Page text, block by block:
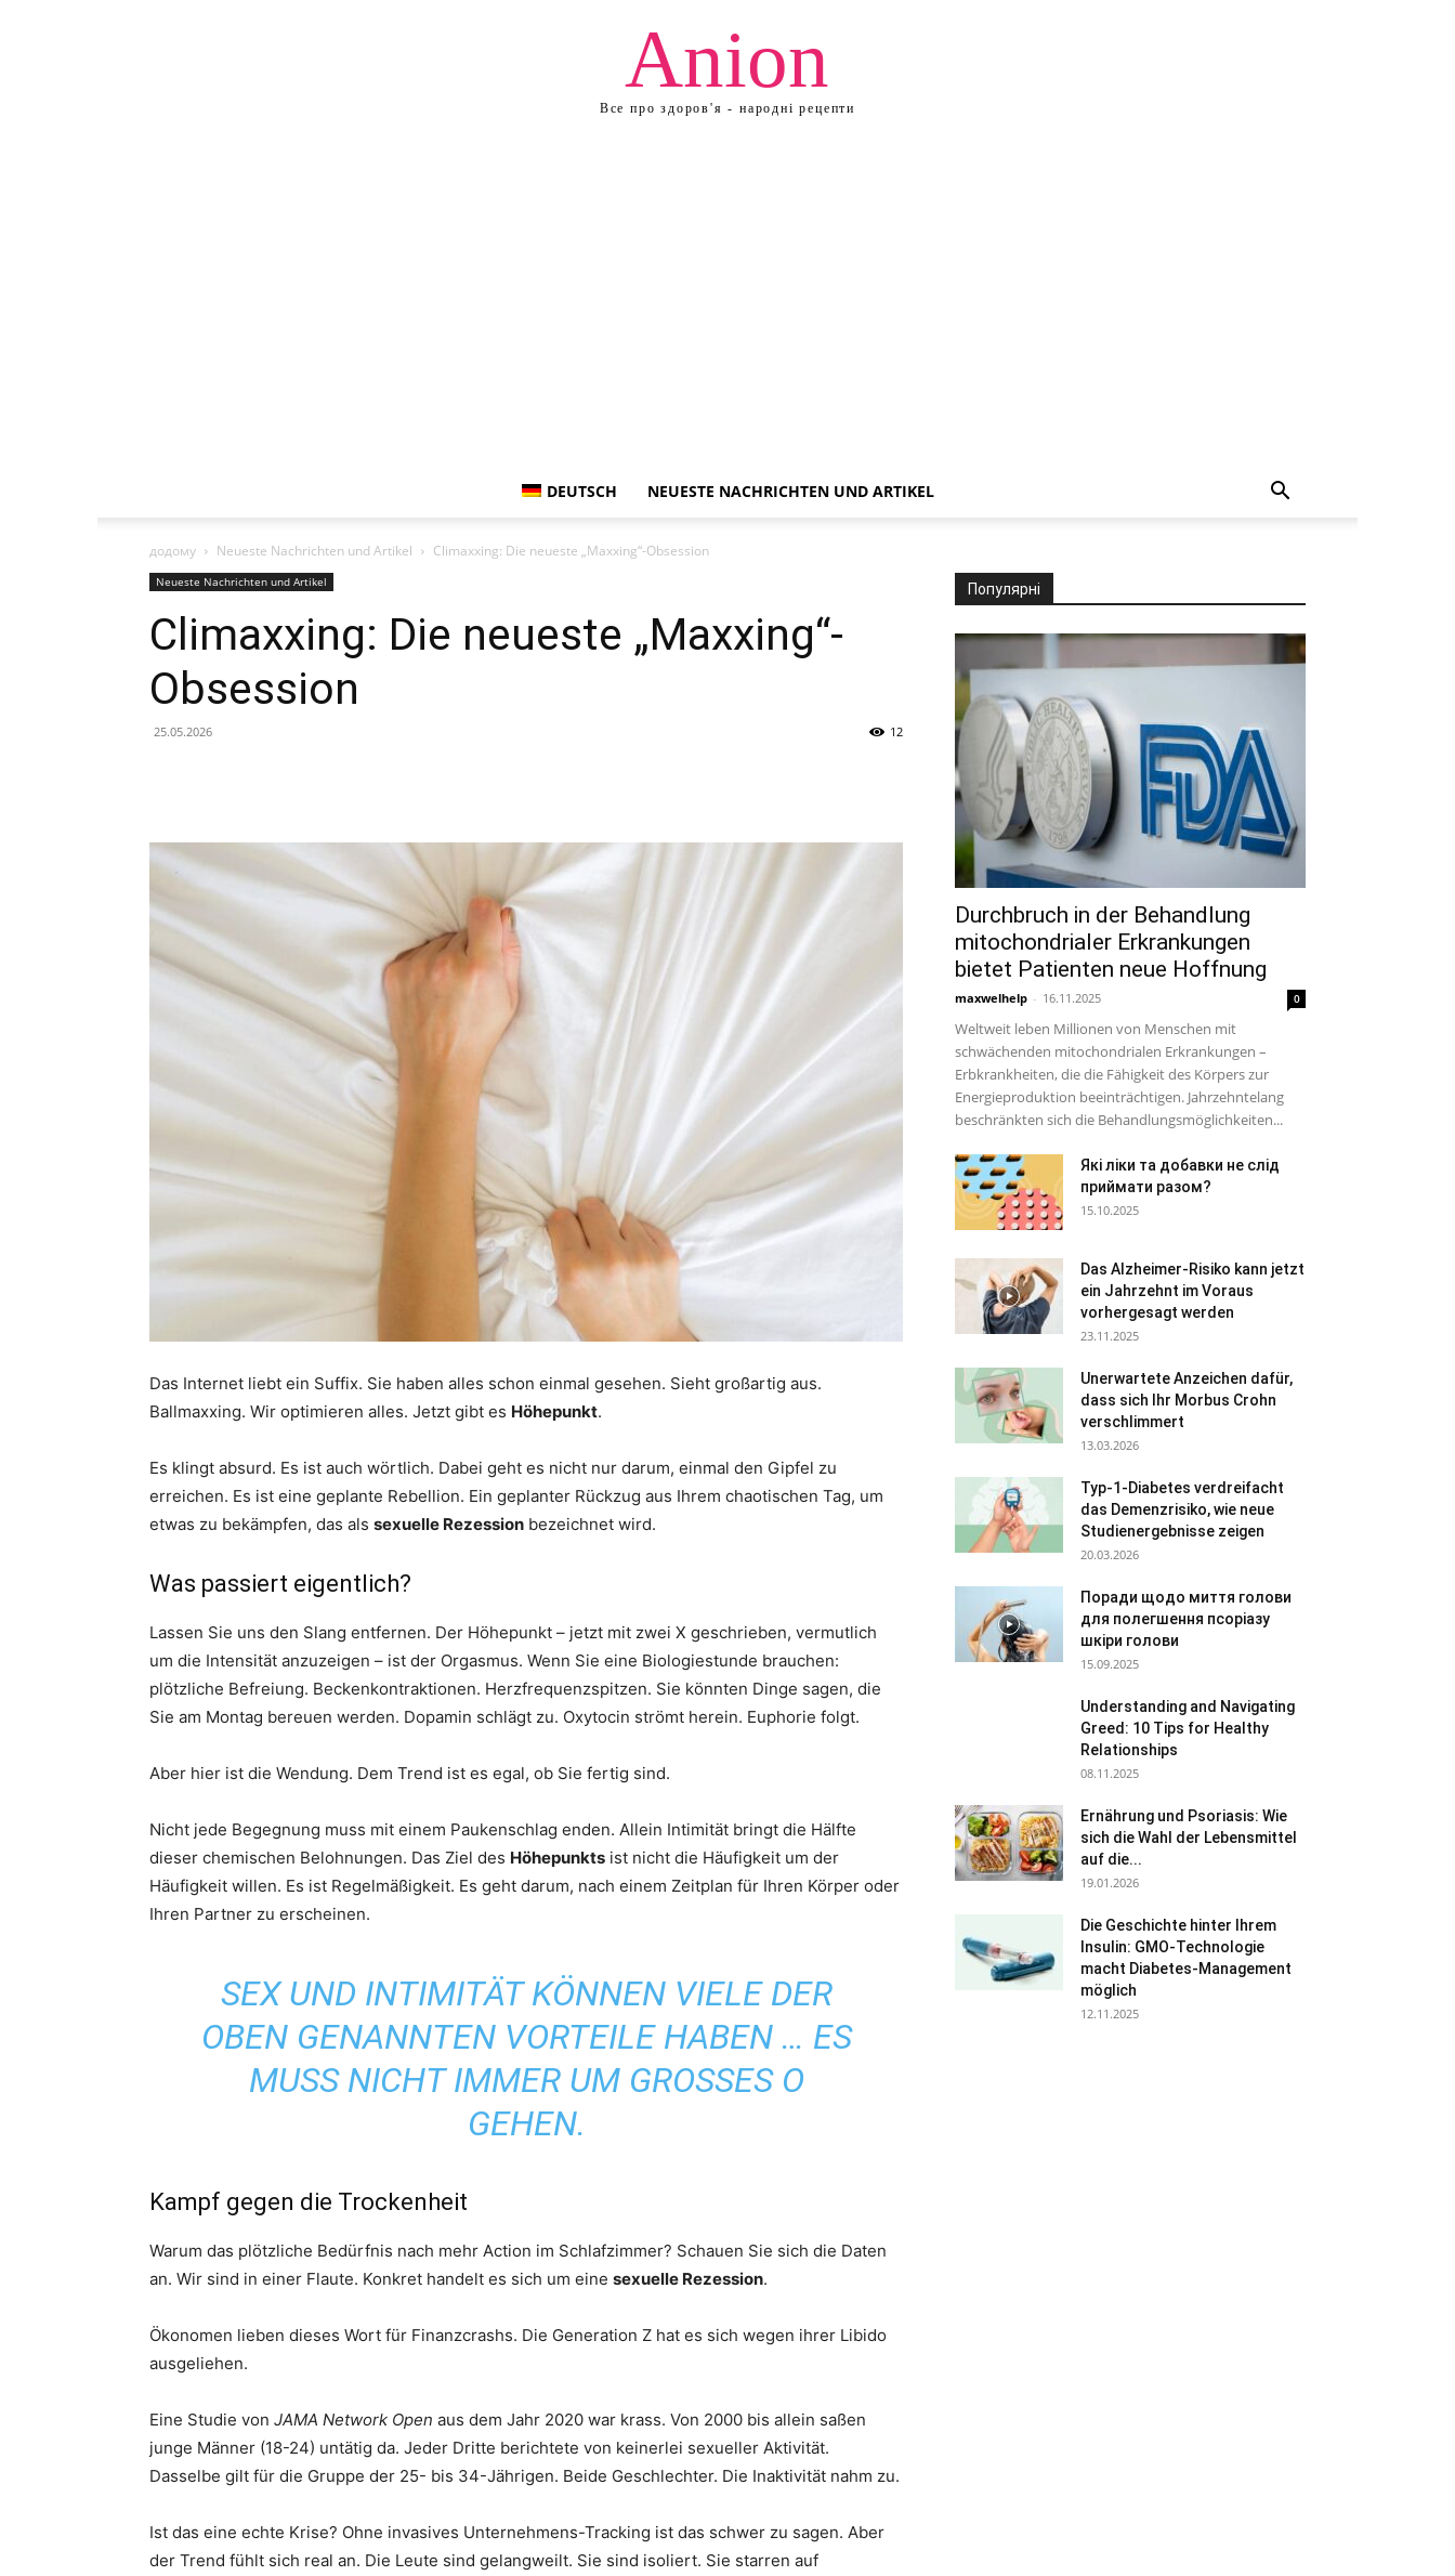
Anion
Все про здоров'я - народні рецепти
DEUTSCH NEUESTE NACHRICHTEN UND ARTIKEL
додому Neueste Nachrichten und Artikel Climaxxing: Die neueste „Maxxing“-Obsession
Neueste Nachrichten und Artikel
Climaxxing: Die neueste „Maxxing“-
Obsession
25.05.2026 12
Das Internet liebt ein Suffix. Sie haben alles schon einmal gesehen. Sieht großartig aus.
Ballmaxxing. Wir optimieren alles. Jetzt gibt es Höhepunkt.
Es klingt absurd. Es ist auch wörtlich. Dabei geht es nicht nur darum, einmal den Gipfel zu
erreichen. Es ist eine geplante Rebellion. Ein geplanter Rückzug aus Ihrem chaotischen Tag, um
etwas zu bekämpfen, das als sexuelle Rezession bezeichnet wird.
Was passiert eigentlich?
Lassen Sie uns den Slang entfernen. Der Höhepunkt – jetzt mit zwei X geschrieben, vermutlich
um die Intensität anzuzeigen – ist der Orgasmus. Wenn Sie eine Biologiestunde brauchen:
plötzliche Befreiung. Beckenkontraktionen. Herzfrequenzspitzen. Sie könnten Dinge sagen, die
Sie am Montag bereuen werden. Dopamin schlägt zu. Oxytocin strömt herein. Euphorie folgt.
Aber hier ist die Wendung. Dem Trend ist es egal, ob Sie fertig sind.
Nicht jede Begegnung muss mit einem Paukenschlag enden. Allein Intimität bringt die Hälfte
dieser chemischen Belohnungen. Das Ziel des Höhepunkts ist nicht die Häufigkeit um der
Häufigkeit willen. Es ist Regelmäßigkeit. Es geht darum, nach einem Zeitplan für Ihren Körper oder
Ihren Partner zu erscheinen.
SEX UND INTIMITÄT KÖNNEN VIELE DER
OBEN GENANNTEN VORTEILE HABEN … ES
MUSS NICHT IMMER UM GROSSES O G
EHEN.
Kampf gegen die Trockenheit
Warum das plötzliche Bedürfnis nach mehr Action im Schlafzimmer? Schauen Sie sich die Daten
an. Wir sind in einer Flaute. Konkret handelt es sich um eine sexuelle Rezession.
Ökonomen lieben dieses Wort für Finanzcrashs. Die Generation Z hat es sich wegen ihrer Libido
ausgeliehen.
Eine Studie von JAMA Network Open aus dem Jahr 2020 war krass. Von 2000 bis allein saßen
junge Männer (18-24) untätig da. Jeder Dritte berichtete von keinerlei sexueller Aktivität.
Dasselbe gilt für die Gruppe der 25- bis 34-Jährigen. Beide Geschlechter. Die Inaktivität nahm zu.
Ist das eine echte Krise? Ohne invasives Unternehmens-Tracking ist das schwer zu sagen. Aber
der Trend fühlt sich real an. Die Leute sind gelangweilt. Sie sind isoliert. Sie starren auf
Популярні
Durchbruch in der Behandlung
mitochondrialer Erkrankungen
bietet Patienten neue Hoffnung
maxwelhelp - 16.11.2025 0
Weltweit leben Millionen von Menschen mit
schwächenden mitochondrialen Erkrankungen –
Erbkrankheiten, die die Fähigkeit des Körpers zur
Energieproduktion beeinträchtigen. Jahrzehntelang
beschränkten sich die Behandlungsmöglichkeiten...
Які ліки та добавки не слід
приймати разом?
15.10.2025
Das Alzheimer-Risiko kann jetzt
ein Jahrzehnt im Voraus
vorhergesagt werden
23.11.2025
Unerwartete Anzeichen dafür,
dass sich Ihr Morbus Crohn
verschlimmert
13.03.2026
Typ-1-Diabetes verdreifacht
das Demenzrisiko, wie neue
Studienergebnisse zeigen
20.03.2026
Поради щодо миття голови
для полегшення псоріазу
шкіри голови
15.09.2025
Understanding and Navigating
Greed: 10 Tips for Healthy
Relationships
08.11.2025
Ernährung und Psoriasis: Wie
sich die Wahl der Lebensmittel
auf die...
19.01.2026
Die Geschichte hinter Ihrem
Insulin: GMO-Technologie
macht Diabetes-Management
möglich
12.11.2025